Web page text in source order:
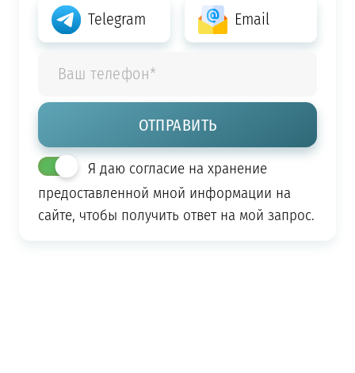
Telegram Email
Я даю согласие на хранение
предоставленной мной информации на
сайте, чтобы получить ответ на мой запрос.